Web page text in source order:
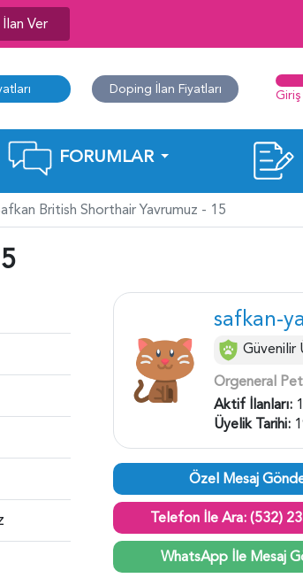
İlan Ver
Doping İlan Fiyatları
FORUMLAR
British Shorthair Yavrumuz - 15
safkan-
Güvenilir
Orgeneral
Aktif İlanları:
Üyelik Tarihi:
Özel Mesaj
Telefon İle Ara: (532)
WhatsApp İle Mesaj